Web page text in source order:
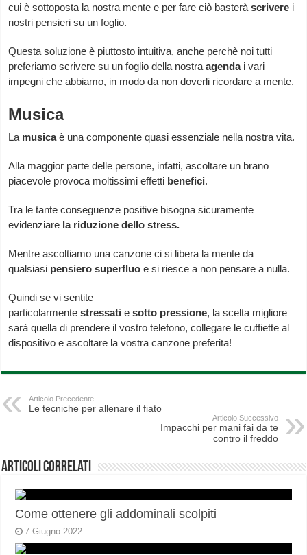
cui è sottoposta la nostra mente e per fare ciò basteràscrivere i
nostri pensieri su un foglio.
Questa soluzione è piuttosto intuitiva, anche perchè noi tutti
preferiamo scrivere su un foglio della nostraagendai vari
impegni che abbiamo, in modo da non doverli ricordare a mente.
Musica
La musicaè una componente quasi essenziale nella nostra vita.
Alla maggior parte delle persone, infatti, ascoltare un brano
piacevole provoca moltissimi effetti benefici.
Tra le tante conseguenze positive bisogna sicuramente
evidenziare la riduzione dello stress.
Mentre ascoltiamo una canzone ci si libera la mente da
qualsiasi pensiero superfluo e si riesce a non pensare a nulla.
Quindi se vi sentite
particolarmentestressati esotto pressione, la scelta migliore
sarà quella di prendere il vostro telefono, collegare le cuffiette al
dispositivo e ascoltare la vostra canzone preferita!
Articolo Precedente
Le tecniche per allenare il fiato
Articolo Successivo
Impacchi per mani fai da te
contro il freddo
Articoli correlati
Come ottenere gli addominali scolpiti
7 Giugno 2022